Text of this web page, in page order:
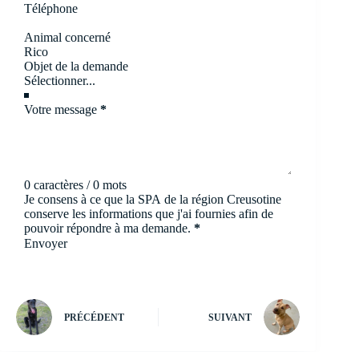
Téléphone
Animal concerné
Objet de la demande
Votre message *
0 caractères / 0 mots
Je consens à ce que la SPA de la région Creusotine
conserve les informations que j'ai fournies afin de
pouvoir répondre à ma demande. *
Envoyer
PRÉCÉDENT SUIVANT